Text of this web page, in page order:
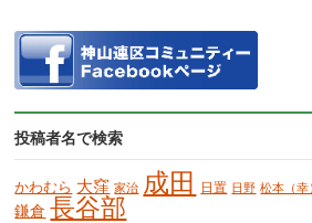
投稿者名で検索
かわむら 大窪 家治 成田 日置 日野 松本（幸
鎌倉 長谷部